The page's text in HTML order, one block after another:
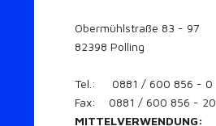
Obermühlstraße 83 - 97
82398 Polling
Tel.: 0881 / 600 856 - 0
Fax: 0881 / 600 856 - 20
MITTELVERWENDUNG: